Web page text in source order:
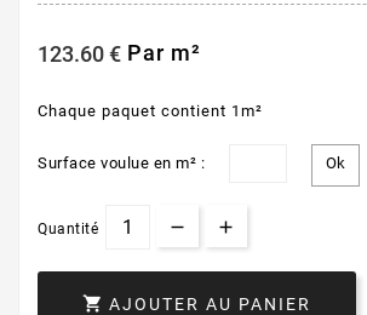
123.60 € Par m²
Chaque paquet contient 1m²
Surface voulue en m² :
Quantité
 AJOUTER AU PANIER